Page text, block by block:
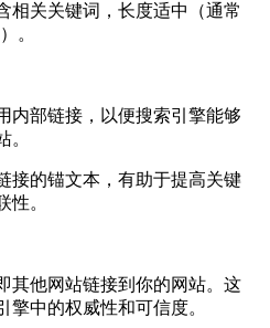
相关关键词，长度适中（通常
。
内部链接，以便搜索引擎能够
接的锚文本，有助于提高关键
性。
其他网站链接到你的网站。这
中的权威性和可信度。